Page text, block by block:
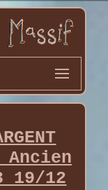
Ancien
19/12